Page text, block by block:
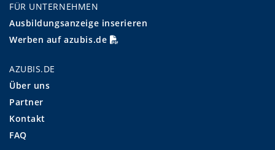
FÜR UNTERNEHMEN
Ausbildungsanzeige inserieren
Werben auf azubis.de
AZUBIS.DE
Über uns
Partner
Kontakt
FAQ